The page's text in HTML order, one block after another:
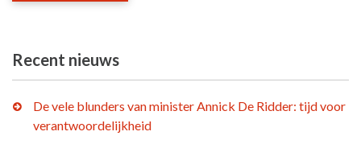
Recent nieuws
De vele blunders van minister Annick De Ridder: tijd voor
verantwoordelijkheid